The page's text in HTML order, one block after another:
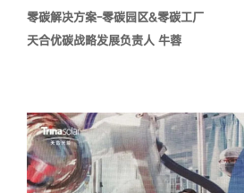
零碳解决方案-零碳园区&零碳工厂
天合优碳战略发展负责人 牛蓉